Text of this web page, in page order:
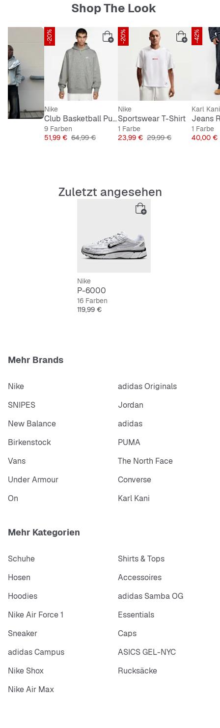
Rutschfester Grip
strapazierfähige Traktion.
Shop The Look
-20%
Nike
Club Basketball Pullover Hoodie
9 Farben
Preis
51,99 € Originalpreis
64,99 €
-20%
Nike
Sportswear T-Shirt
1 Farbe
Preis
23,99 € Originalpreis
29,99 €
-42%
Karl Kani
1 Farbe
Preis
40,00 €
Zuletzt angesehen
Nike
P-6000
16 Farben
Preis
119,99 €
Mehr Brands
Nike
adidas Originals
SNIPES
Jordan
New Balance
adidas
Birkenstock
PUMA
Vans
The North Face
Under Armour
Converse
On
Karl Kani
Mehr Kategorien
Schuhe
Shirts & Tops
Hosen
Accessoires
Hoodies
adidas Samba OG
Nike Air Force 1
Essentials
Sneaker
Caps
adidas Campus
ASICS GEL-NYC
Nike Shox
Rucksäcke
Nike Air Max